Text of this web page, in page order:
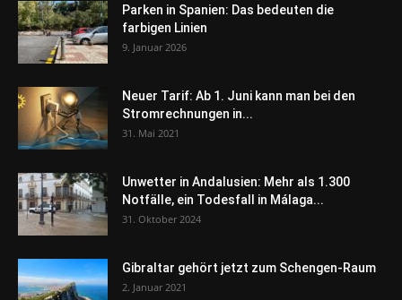
Parken in Spanien: Das bedeuten die
farbigen Linien
9. Januar 2026
Neuer Tarif: Ab 1. Juni kann man bei den
Stromrechnungen in...
31. Mai 2021
Unwetter in Andalusien: Mehr als 1.300
Notfälle, ein Todesfall in Málaga...
31. Oktober 2024
Gibraltar gehört jetzt zum Schengen-Raum
2. Januar 2021